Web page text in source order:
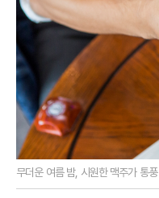
무더운 여름 밤, 시원한 맥주가 통